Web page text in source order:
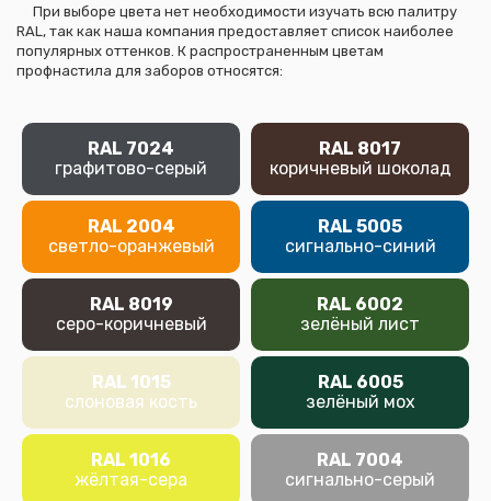
При выборе цвета нет необходимости изучать всю палитру
RAL, так как наша компания предоставляет список наиболее
популярных оттенков. К распространенным цветам
профнастила для заборов относятся:
RAL 7024
графитово-серый
RAL 8017
коричневый шоколад
RAL 2004
светло-оранжевый
RAL 5005
сигнально-синий
RAL 8019
серо-коричневый
RAL 6002
зелёный лист
RAL 1015
слоновая кость
RAL 6005
зелёный мох
RAL 1016
жёлтая-сера
RAL 7004
сигнально-серый